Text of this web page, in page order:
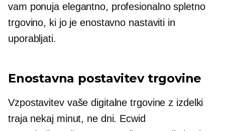
vam ponuja elegantno, profesionalno spletno
trgovino, ki jo je enostavno nastaviti in
uporabljati.
Enostavna postavitev trgovine
Vzpostavitev vaše digitalne trgovine z izdelki
traja nekaj minut, ne dni. Ecwid